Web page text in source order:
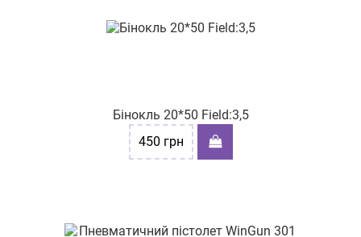
Бінокль 20*50 Field:3,5
450 грн